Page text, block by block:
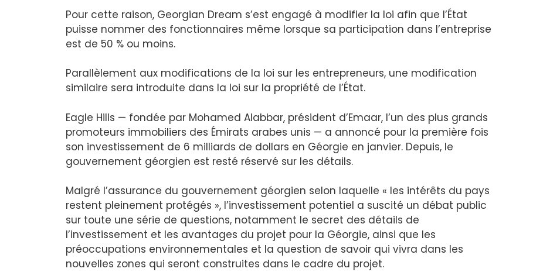
Pour cette raison, Georgian Dream s’est engagé à modifier la loi afin que l’État
puisse nommer des fonctionnaires même lorsque sa participation dans l’entreprise
est de 50 % ou moins.
Parallèlement aux modifications de la loi sur les entrepreneurs, une modification
similaire sera introduite dans la loi sur la propriété de l’État.
Eagle Hills — fondée par Mohamed Alabbar, président d’Emaar, l’un des plus grands
promoteurs immobiliers des Émirats arabes unis — a annoncé pour la première fois
son investissement de 6 milliards de dollars en Géorgie en janvier. Depuis, le
gouvernement géorgien est resté réservé sur les détails.
Malgré l’assurance du gouvernement géorgien selon laquelle « les intérêts du pays
restent pleinement protégés », l’investissement potentiel a suscité un débat public
sur toute une série de questions, notamment le secret des détails de
l’investissement et les avantages du projet pour la Géorgie, ainsi que les
préoccupations environnementales et la question de savoir qui vivra dans les
nouvelles zones qui seront construites dans le cadre du projet.